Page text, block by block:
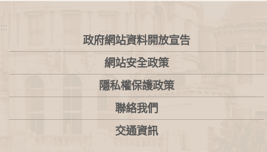
:::
政府網站資料開放宣告
網站安全政策
隱私權保護政策
聯絡我們
交通資訊